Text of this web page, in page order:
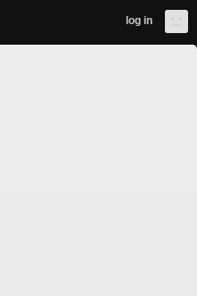
log in